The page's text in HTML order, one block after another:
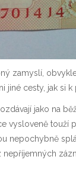
zamyslí,
jiné cesty, jak si
jako na
vysloveně
nepochybně